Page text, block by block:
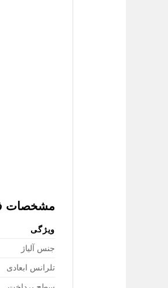
مشخصات فنی
ویژگی
جنس آلیاژ
تلرانس ابعادی